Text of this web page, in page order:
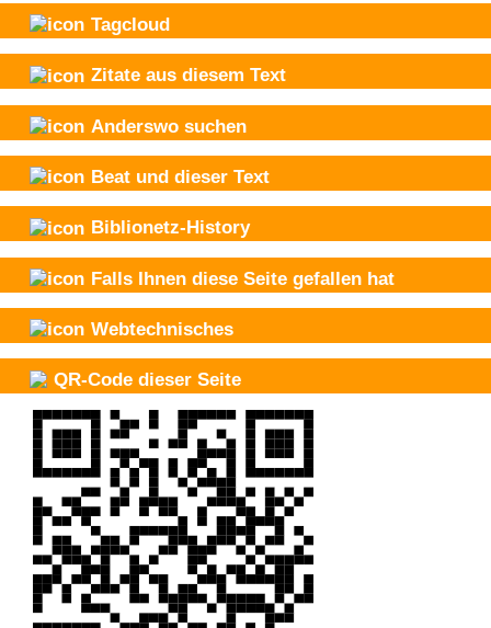
Tagcloud
Zitate aus diesem Text
Anderswo suchen
Beat und dieser Text
Biblionetz-History
Falls Ihnen diese Seite gefallen hat
Webtechnisches
QR-Code dieser Seite